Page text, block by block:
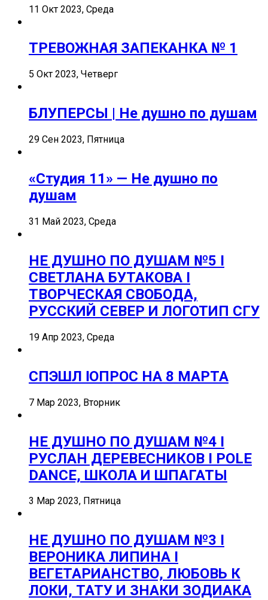
11 Окт 2023, Среда
ТРЕВОЖНАЯ ЗАПЕКАНКА № 1
5 Окт 2023, Четверг
БЛУПЕРСЫ | Не душно по душам
29 Сен 2023, Пятница
«Студия 11» — Не душно по
душам
31 Май 2023, Среда
НЕ ДУШНО ПО ДУШАМ №5 I
СВЕТЛАНА БУТАКОВА I
ТВОРЧЕСКАЯ СВОБОДА,
РУССКИЙ СЕВЕР И ЛОГОТИП СГУ
19 Апр 2023, Среда
СПЭШЛ ӏ ОПРОС НА 8 МАРТА
7 Мар 2023, Вторник
НЕ ДУШНО ПО ДУШАМ №4 I
РУСЛАН ДЕРЕВЕСНИКОВ I POLE
DANCE, ШКОЛА И ШПАГАТЫ
3 Мар 2023, Пятница
НЕ ДУШНО ПО ДУШАМ №3 I
ВЕРОНИКА ЛИПИНА I
ВЕГЕТАРИАНСТВО, ЛЮБОВЬ К
ЛОКИ, ТАТУ И ЗНАКИ ЗОДИАКА